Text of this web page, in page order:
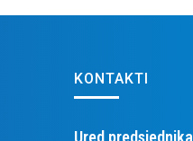
KONTAKTI
Ured predsjednika